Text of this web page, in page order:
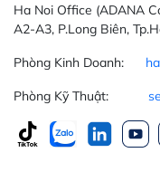
Ha Noi Office (ADANA
A2-A3, P.Long Biên,
Phòng Kinh Doanh:
Phòng Kỹ Thuật: